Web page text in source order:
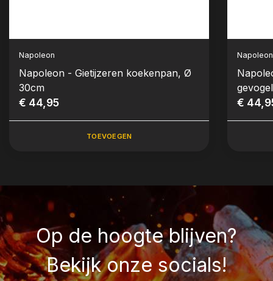
Napoleon
Napoleon - Gietijzeren koekenpan, Ø
30cm
€ 44,95
TOEVOEGEN
Napoleon
€
Op de hoogte blijven?
Bekijk onze socials!